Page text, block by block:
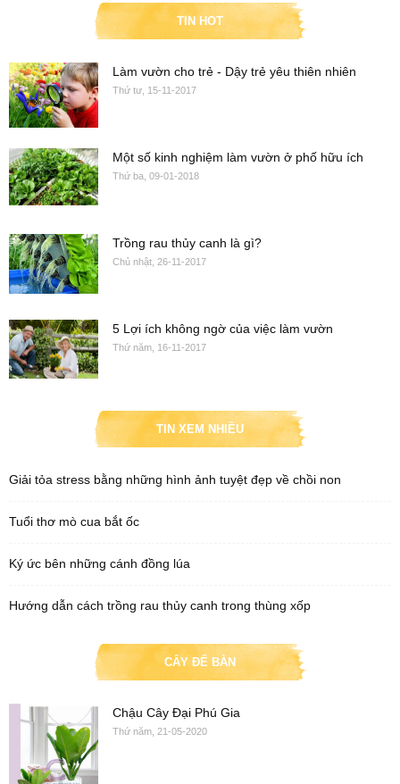
TIN HOT
Làm vườn cho trẻ - Dậy trẻ yêu thiên nhiên
Thứ tư, 15-11-2017
Một số kinh nghiệm làm vườn ở phố hữu ích
Thứ ba, 09-01-2018
Trồng rau thủy canh là gì?
Chủ nhật, 26-11-2017
5 Lợi ích không ngờ của việc làm vườn
Thứ năm, 16-11-2017
TIN XEM NHIỀU
Giải tỏa stress bằng những hình ảnh tuyệt đẹp về chồi non
Tuổi thơ mò cua bắt ốc
Ký ức bên những cánh đồng lúa
Hướng dẫn cách trồng rau thủy canh trong thùng xốp
CÂY ĐỂ BÀN
Chậu Cây Đại Phú Gia
Thứ năm, 21-05-2020